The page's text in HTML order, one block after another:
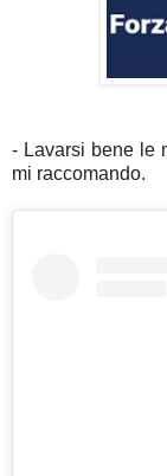
- Lavarsi bene le
mi raccomando.